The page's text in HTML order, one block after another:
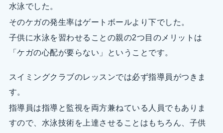
水泳でした。
そのケガの発生率はゲートボールより下でした。
子供に水泳を習わせることの親の2つ目のメリットは
「ケガの心配が要らない」ということです。
スイミングクラブのレッスンでは必ず指導員がつきま
す。
指導員は指導と監視を両方兼ねている人員でもありま
すので、水泳技術を上達させることはもちろん、子供